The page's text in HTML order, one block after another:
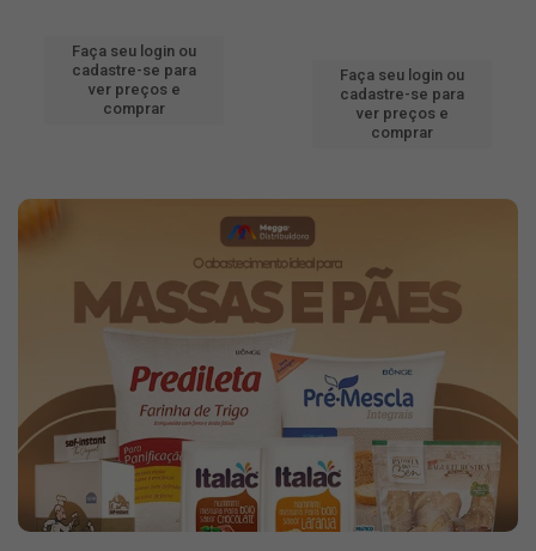
Faça seu login ou
cadastre-se para
ver preços e
comprar
Faça seu login ou
cadastre-se para
ver preços e
comprar